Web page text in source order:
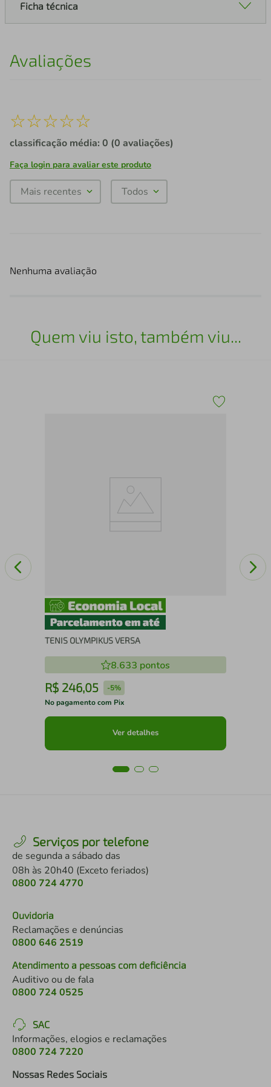
Ficha técnica
Avaliações
☆☆☆☆☆
classificação média: 0 (0 avaliações)
Faça login para avaliar este produto
Mais recentes Todos
Nenhuma avaliação
Quem viu isto, também viu...
TENIS OLYMPIKUS VERSA
8.633 pontos
R$ 246,05 -5%
No pagamento com Pix
Ver detalhes
Serviços por telefone
de segunda a sábado das
08h às 20h40 (Exceto feriados)
0800 724 4770
Ouvidoria
Reclamações e denúncias
0800 646 2519
Atendimento a pessoas com deficiência
Auditivo ou de fala
0800 724 0525
SAC
Informações, elogios e reclamações
0800 724 7220
Nossas Redes Sociais